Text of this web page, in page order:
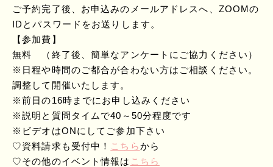
ご予約完了後、お申込みのメールアドレスへ、ZOOMの
IDとパスワードをお送りします。
【参加費】
無料 （終了後、簡単なアンケートにご協力ください）
※日程や時間のご都合が合わない方はご相談ください。
調整して開催いたします。
※前日の16時までにお申し込みください
※説明と質問タイムで40～50分程度です
※ビデオはONにしてご参加下さい
♡資料請求も受付中！ こちらから
♡その他のイベント情報は こちら